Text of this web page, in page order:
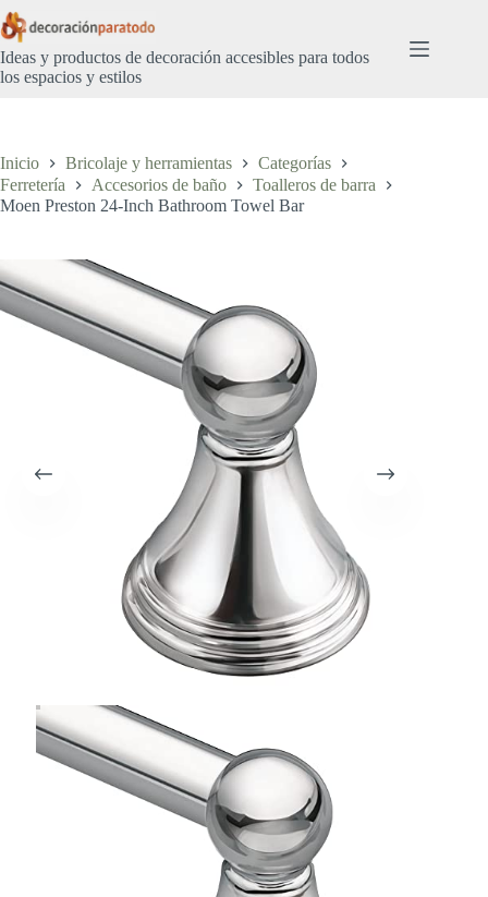
Saltar
al
contenido
Ideas y productos de decoración accesibles para todos
los espacios y estilos
Inicio Bricolaje y herramientas
Categorías
Ferretería
Accesorios de baño
Toalleros de barra
Moen Preston 24-Inch Bathroom Towel Bar